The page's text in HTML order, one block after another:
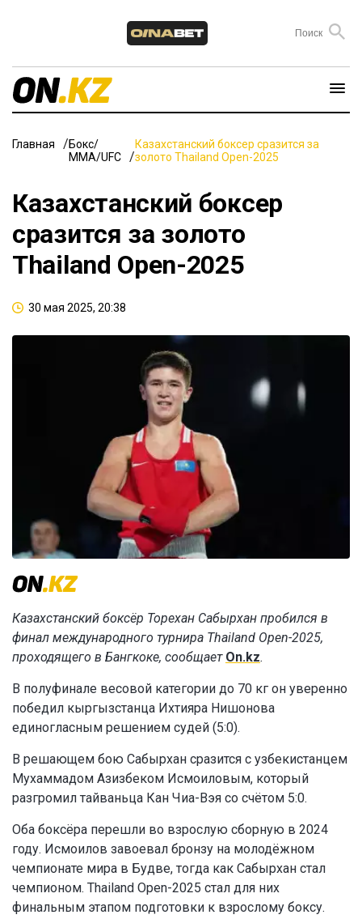
Главная
Бокс/
ММА/UFC
Казахстанский боксер сразится за
золото Thailand Open-2025
Казахстанский боксер
сразится за золото
Thailand Open-2025
30 мая 2025, 20:38
Казахстанский боксёр Торехан Сабырхан пробился в
финал международного турнира Thailand Open-2025,
проходящего в Бангкоке, сообщает On.kz.
В полуфинале весовой категории до 70 кг он уверенно
победил кыргызстанца Ихтияра Нишонова
единогласным решением судей (5:0).
В решающем бою Сабырхан сразится с узбекистанцем
Мухаммадом Азизбеком Исмоиловым, который
разгромил тайваньца Кан Чиа-Вэя со счётом 5:0.
Оба боксёра перешли во взрослую сборную в 2024
году. Исмоилов завоевал бронзу на молодёжном
чемпионате мира в Будве, тогда как Сабырхан стал
чемпионом. Thailand Open-2025 стал для них
финальным этапом подготовки к взрослому боксу.